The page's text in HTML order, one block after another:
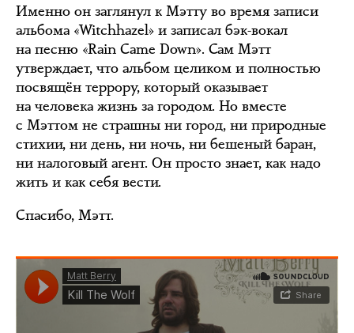
Именно он заглянул к Мэтту во время записи
альбома «Witchhazel» и записал бэк-вокал
на песню «Rain Came Down». Сам Мэтт
утверждает, что альбом целиком и полностью
посвящён террору, который оказывает
на человека жизнь за городом. Но вместе
с Мэттом не страшны ни город, ни природные
стихии, ни день, ни ночь, ни бешеный баран,
ни налоговый агент. Он просто знает, как надо
жить и как себя вести.
Спасибо, Мэтт.